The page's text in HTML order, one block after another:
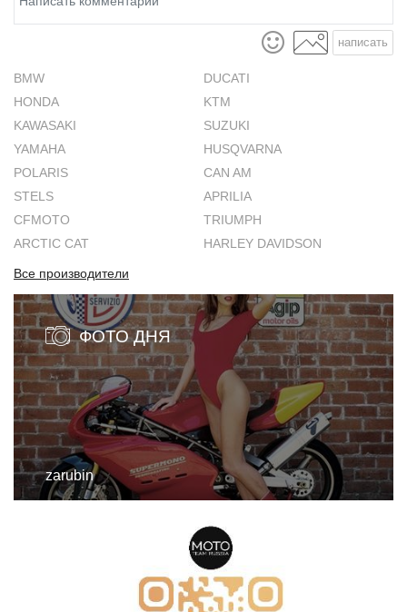
написать
BMW
DUCATI
HONDA
KTM
KAWASAKI
SUZUKI
YAMAHA
HUSQVARNA
POLARIS
CAN AM
STELS
APRILIA
CFMOTO
TRIUMPH
ARCTIC CAT
HARLEY DAVIDSON
Все производители
ФОТО ДНЯ
zarubin